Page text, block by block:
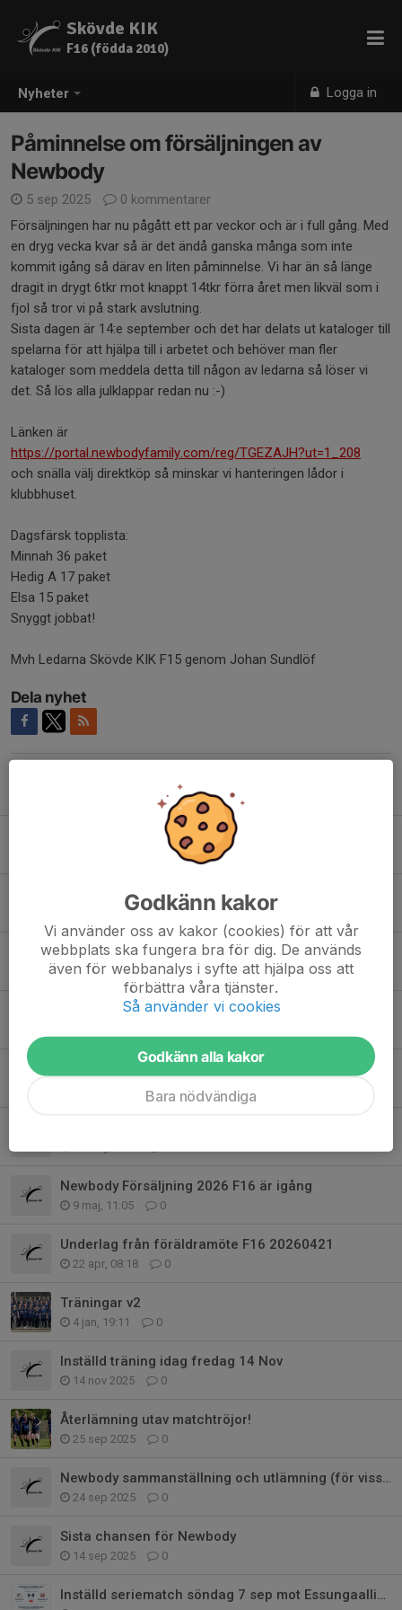
Nyheter Logga in
Skövde KIK
F16 (födda 2010)
Påminnelse om försäljningen av
Newbody
5 sep 2025
0 kommentarer
Försäljningen har nu pågått ett par veckor och är i full gång. Med
en dryg vecka kvar så är det ändå ganska många som inte
kommit igång så därav en liten påminnelse. Vi har än så länge
dragit in drygt 6tkr mot knappt 14tkr förra året men likväl som i
fjol så tror vi på stark avslutning.
Sista dagen är 14:e september och det har delats ut kataloger till
spelarna för att hjälpa till i arbetet och behöver man fler
kataloger som meddela detta till någon av ledarna så löser vi
det. Så lös alla julklappar redan nu :-)
Länken är
https://portal.newbodyfamily.com/reg/TGEZAJH?ut=1_208
och snälla välj direktköp så minskar vi hanteringen lådor i
klubbhuset.
Dagsfärsk topplista:
Minnah 36 paket
Hedig A 17 paket
Elsa 15 paket
Snyggt jobbat!
Mvh Ledarna Skövde KIK F15 genom Johan Sundlöf
Dela nyhet
Stort tack för en fantastisk Gothia Cup!
Info Gothia cup
4 jul, 10:48 0
Bemanningslista 2026 F16
15 jun, 15:14 0
Newbody Försäljning 2026 F16 är igång
9 maj, 11:05 0
Underlag från föräldramöte F16 20260421
22 apr, 08:18 0
Träningar v2
4 jan, 19:11 0
Inställd träning idag fredag 14 Nov
14 nov 2025 0
Återlämning utav matchtröjor!
25 sep 2025 0
Newbody sammanställning och utlämning (för vissa)
24 sep 2025 0
Sista chansen för Newbody
14 sep 2025 0
Inställd seriematch söndag 7 sep mot Essungaalliansen
Godkänn kakor
Vi använder oss av kakor (cookies) för att vår
webbplats ska fungera bra för dig. De används
även för webbanalys i syfte att hjälpa oss att
förbättra våra tjänster.
Så använder vi cookies
Godkänn alla kakor
Bara nödvändiga